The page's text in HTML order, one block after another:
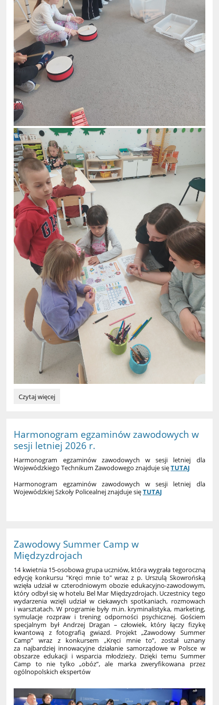
Wolontariat:
Czytaj więcej
Harmonogram egzaminów zawodowych w
sesji letniej 2026 r.
Harmonogram egzaminów zawodowych w sesji letniej dla
Wojewódzkiego Technikum Zawodowego znajduje sięTUTAJ
Harmonogram egzaminów zawodowych w sesji letniej dla
Wojewódzkiej Szkoły Policealnej znajduje sięTUTAJ
Zawodowy Summer Camp w
Międzyzdrojach
14 kwietnia 15-osobowa grupa uczniów, która wygrała tegoroczną
edycję konkursu "Kręci mnie to" wraz z p. Urszulą Skowrońską
wzięła udział w czterodniowym obozie edukacyjno-zawodowym,
który odbył się w hotelu Bel Mar Międzyzdrojach. Uczestnicy tego
wydarzenia wzięli udział w ciekawych spotkaniach, rozmowach
i warsztatach. W programie były m.in. kryminalistyka, marketing,
symulacje rozpraw i trening odporności psychicznej. Gościem
specjalnym był Andrzej Dragan – człowiek, który łączy fizykę
kwantową z fotografią gwiazd. Projekt „Zawodowy Summer
Camp” wraz z konkursem „Kręci mnie to”, został uznany
za najbardziej innowacyjne działanie samorządowe w Polsce w
obszarze edukacji i wsparcia młodzieży. Dzięki temu Summer
Camp to nie tylko „obóz”, ale marka zweryfikowana przez
ogólnopolskich ekspertów